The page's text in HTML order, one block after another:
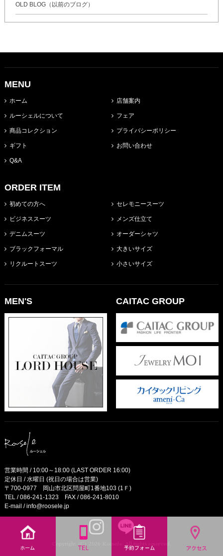
OLD BLOG（以前のブログ）
MENU
ホーム
ルーシェルについて
商品コレクション
ギフト
Q&A
店舗案内
フェア
プライバシーポリシー
お問い合わせ
ORDER ITEM
初めての方へ
ビジネススーツ
デニムスーツ
ブラックフォーマル
リクルートスーツ
セレモニースーツ
メンズ仕立て
オーダーシャツ
大きいサイズ
小さいサイズ
MEN'S CAITAC GROUP
営業時間 / 10:00～18:00 (LAST ORDER 16:00)
定休日 / 水曜日 (祝日の場合は営業)
〒700-0977 岡山市北区問屋町1番地103 (1Ｆ)
TEL /086-241-1323FAX / 086-241-8010
E-mail /info@roosele.jp